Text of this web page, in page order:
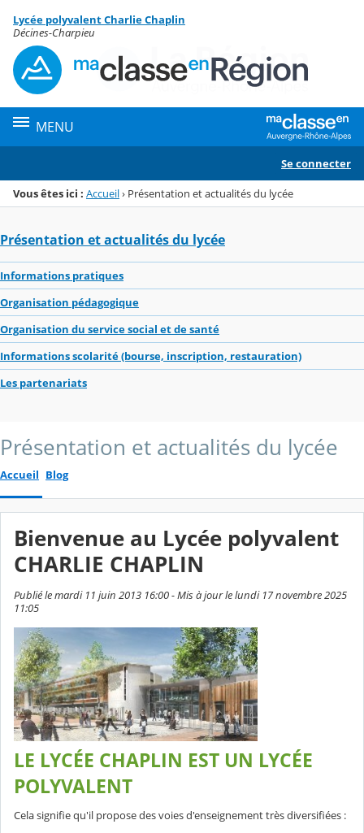
Menu de la rubrique
Contenu
Lycée polyvalent Charlie Chaplin
Décines-Charpieu
MENU
Se connecter
Vous êtes ici : Accueil› Présentation et actualités du lycée
Présentation et actualités du lycée
Informations pratiques
Organisation pédagogique
Organisation du service social et de santé
Informations scolarité (bourse, inscription, restauration)
Les partenariats
Présentation et actualités du lycée
Accueil Blog
Bienvenue au Lycée polyvalent
CHARLIE CHAPLIN
Publié le mardi 11 juin 2013 16:00 - Mis à jour le lundi 17 novembre 2025
11:05
LE LYCÉE CHAPLIN EST UN LYCÉE
POLYVALENT
Cela signifie qu'il propose des voies d'enseignement très diversifiées :